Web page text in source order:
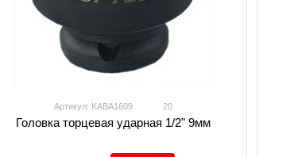
Артикул: KABA1609 20
Головка торцевая ударная 1/2" 9мм